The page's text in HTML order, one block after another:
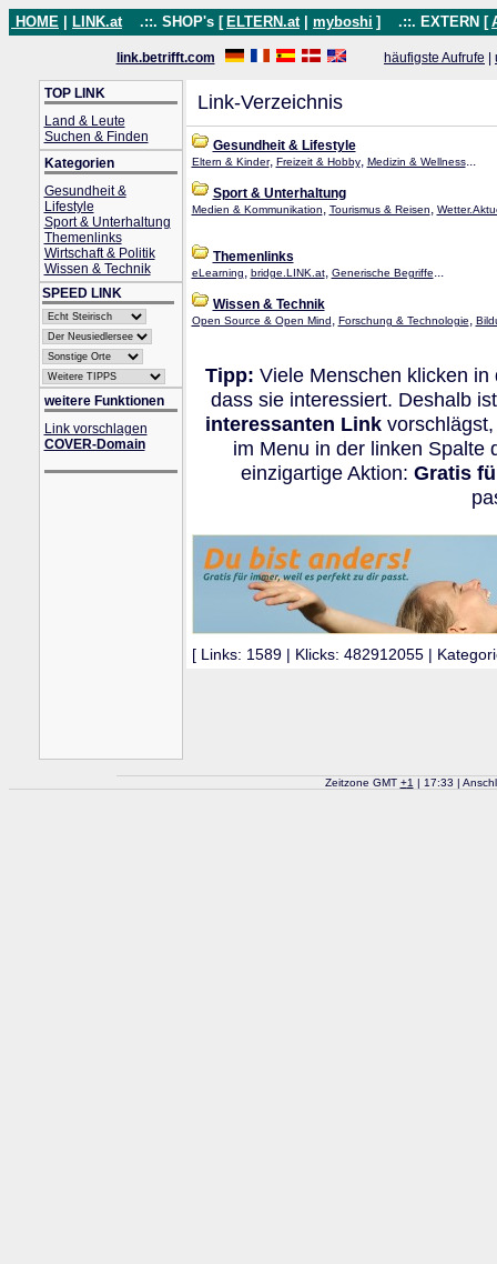
HOME LINK.at .::. SHOP's [ ELTERN.at myboshi ] .::. EXTERN [
link.betrifft.com häufigste Aufrufe
TOP LINK
Land & Leute
Suchen & Finden
Kategorien
Gesundheit &
Lifestyle
Sport & Unterhaltung
Themenlinks
Wirtschaft & Politik
Wissen & Technik
SPEED LINK
weitere Funktionen
Link vorschlagen
COVER-Domain
Link-Verzeichnis
Gesundheit & Lifestyle
Eltern & Kinder, Freizeit & Hobby, Medizin & Wellness...
Sport & Unterhaltung
Medien & Kommunikation, Tourismus & Reisen,
Themenlinks
eLearning, bridge.LINK.at, Generische Begriffe...
Wissen & Technik
Open Source & Open Mind, Forschung & Technologie,
Tipp: Viele Menschen klicken
dass sie interessiert. Deshalb
interessanten Linkvorschlägst,
im Menu in der linken Spalte
einzigartige Aktion: Gratis
[ Links: 1589 | Klicks: 482912055 |
Zeitzone GMT +1 | 17:33 |